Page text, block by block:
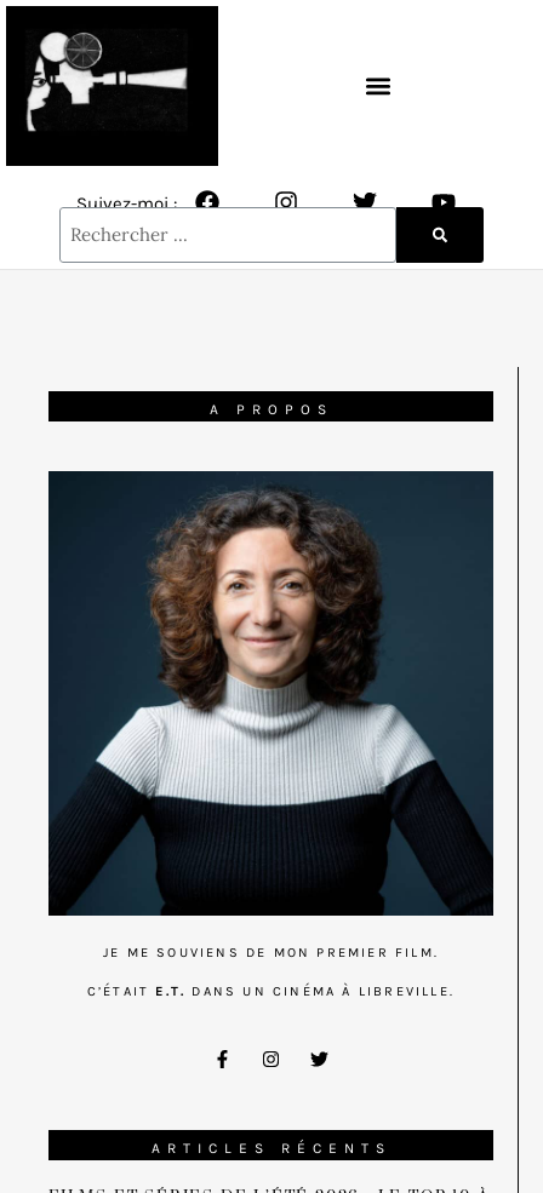
Suivez-moi :
A PROPOS
JE ME SOUVIENS DE MON PREMIER FILM.
C’ÉTAIT E.T. DANS UN CINÉMA À LIBREVILLE.
ARTICLES RÉCENTS